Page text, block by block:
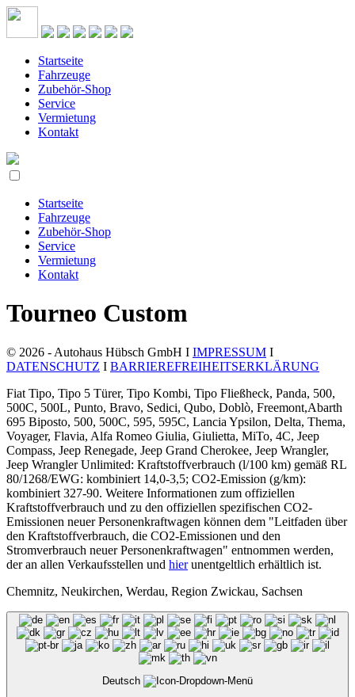
Startseite
Fahrzeuge
Zubehör-Shop
Service
Vermietung
Kontakt
Startseite
Fahrzeuge
Zubehör-Shop
Service
Vermietung
Kontakt
Tourneo Custom
© 2026 - Autohaus Hübsch GmbH I IMPRESSUM I
DATENSCHUTZ I BARRIEREFREIHEITSERKLÄRUNG
Fiat Tipo, Tipo 5 Türer, Tipo Kombi, Tipo Fließheck, Panda, 500,
500C, 500L, Punto, Bravo, Sedici, Qubo, Doblò, Freemont,Abarth
695 Biposto, 500, 500C, 595, 595C, Lancia Ypsilon, Delta, Thema,
Voyager, Flavia, Alfa Romeo Giulia, Giulietta, MiTo, 4C, Jeep
Compass, Jeep Renegade, Jeep Grand Cherokee, Jeep Wrangler,
Jeep Wrangler Unlimited: Kraftstoffverbrauch (l/100 km) gemäß RL
80/1268/EWG: kombiniert 14,0-3,5; CO2-Emission (g/km):
kombiniert 327-90. Weitere Informationen zum offiziellen
Kraftstoffverbrauch und zu den offiziellen spezifischen CO2-
Emissionen neuer Personenkraftwagen können dem "Leitfaden über
den Kraftstoffverbrauch, die CO2-Emissionen und den
Stromverbrauch neuer Personenkraftwagen" entnommen werden,
der an allen Verkaufsstellen und hierunentgeltlich erhältlich ist.
Chemnitz, Neukirchen, Werdau, Region Zwickau, Sachsen
Deutsch